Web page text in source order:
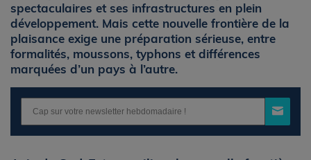
spectaculaires et ses infrastructures en plein
développement. Mais cette nouvelle frontière de la
plaisance exige une préparation sérieuse, entre
formalités, moussons, typhons et différences
marquées d’un pays à l’autre.